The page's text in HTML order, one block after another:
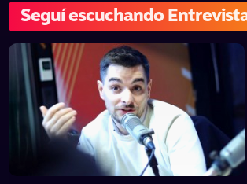
Seguí escuchando